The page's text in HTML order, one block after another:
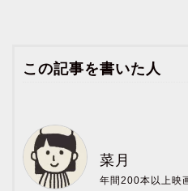
この記事を書いた人
菜月
年間200本以上映